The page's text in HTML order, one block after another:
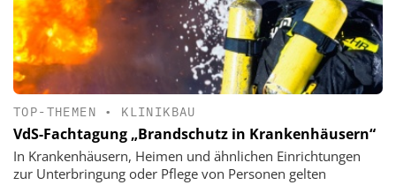
TOP-THEMEN • KLINIKBAU
VdS-Fachtagung „Brandschutz in Krankenhäusern“
In Krankenhäusern, Heimen und ähnlichen Einrichtungen
zur Unterbringung oder Pflege von Personen gelten